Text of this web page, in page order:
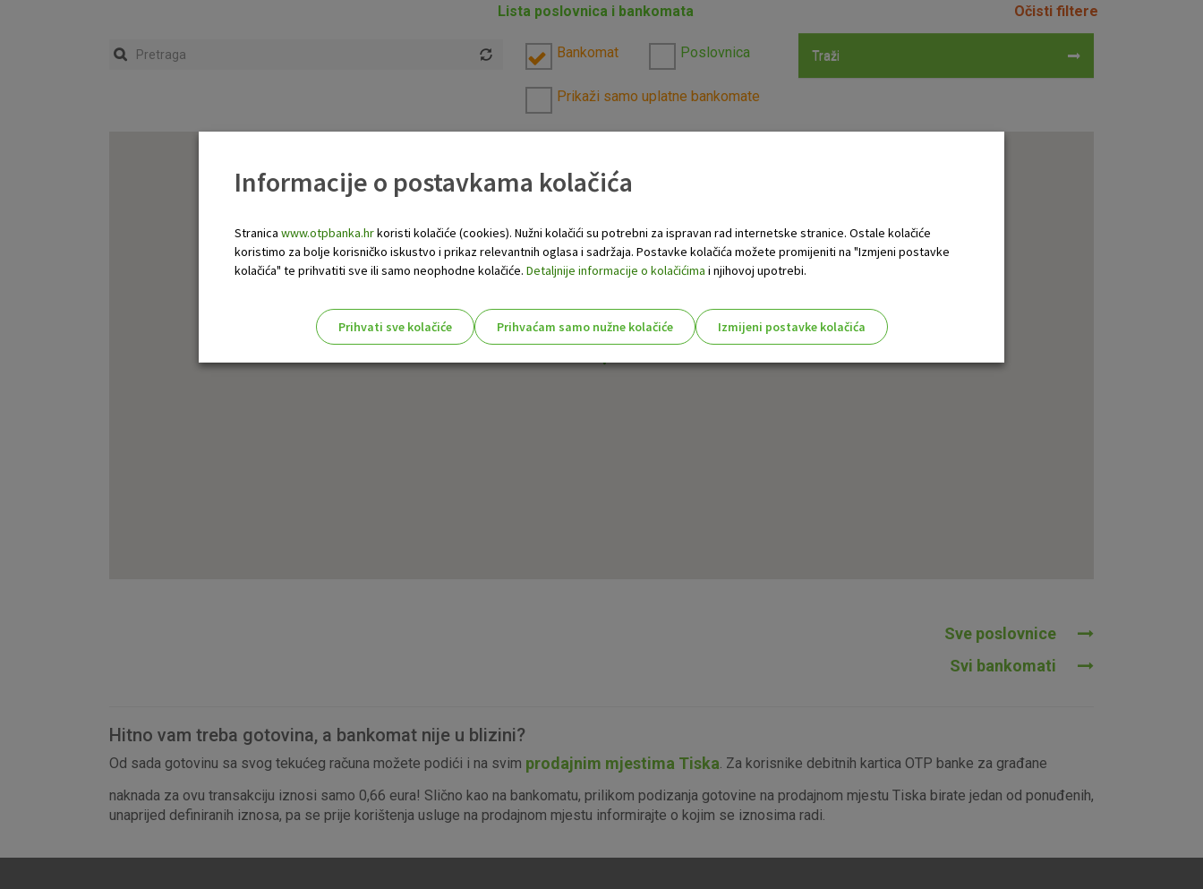
Lista poslovnica i bankomata Očisti filtere
Bankomat Poslovnica Traži
Prikaži samo uplatne bankomate
Sve poslovnice
Svi bankomati
Hitno vam treba gotovina, a bankomat nije u blizini?
Od sada gotovinu sa svog tekućeg računa možete podići i na svim prodajnim mjestima Tiska. Za korisnike debitnih kartica OTP banke za građane
naknada za ovu transakciju iznosi samo 0,66 eura! Slično kao na bankomatu, prilikom podizanja gotovine na prodajnom mjestu Tiska birate jedan od ponuđenih,
unaprijed definiranih iznosa, pa se prije korištenja usluge na prodajnom mjestu informirajte o kojim se iznosima radi.
Informacije o postavkama kolačića
Stranica www.otpbanka.hrkoristi kolačiće (cookies). Nužni kolačići su potrebni za ispravan rad internetske stranice. Ostale kolačiće
koristimo za bolje korisničko iskustvo i prikaz relevantnih oglasa i sadržaja. Postavke kolačića možete promijeniti na "Izmjeni postavke
kolačića" te prihvatiti sve ili samo neophodne kolačiće. Detaljnije informacije o kolačićima i njihovoj upotrebi.
Prihvati sve kolačiće Prihvaćam samo nužne kolačiće
Izmijeni postavke kolačića
Marketinški